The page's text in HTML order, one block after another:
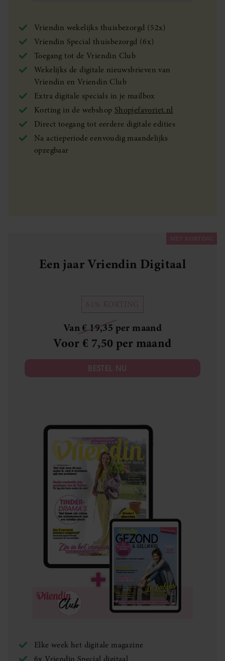
Vriendin wekelijks thuisbezorgd (52x)
Vriendin Special thuisbezorgd (6x)
Toegang tot de Vriendin Club
Wekelijks de digitale nieuwsbrieven van
Vriendin en Vriendin Club
Extra digitale specials in je mailbox
Korting in de webshop Shopjefavoriet.nl
Direct toegang tot eerdere digitale edities
Na actieperiode eenvoudig maandelijks
opzegbaar
MET KORTING
Een jaar Vriendin Digitaal
61% KORTING
Van € 19,35 per maand
Voor € 7,50 per maand
BESTEL NU
Elke week het digitale magazine